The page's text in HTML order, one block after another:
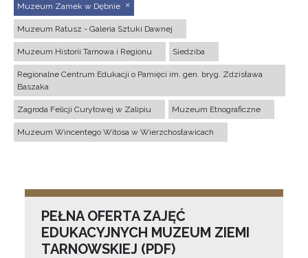
Muzeum Zamek w Dębnie
Muzeum Ratusz - Galeria Sztuki Dawnej
Muzeum Historii Tarnowa i Regionu Siedziba
Regionalne Centrum Edukacji o Pamięci im. gen. bryg. Zdzisława
Baszaka
Zagroda Felicji Curyłowej w Zalipiu Muzeum Etnograficzne
Muzeum Wincentego Witosa w Wierzchosławicach
PEŁNA OFERTA ZAJĘĆ
EDUKACYJNYCH MUZEUM ZIEMI
TARNOWSKIEJ (PDF)